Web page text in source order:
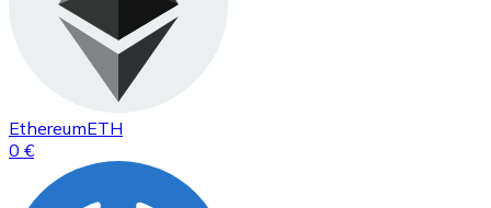
EthereumETH
0 €